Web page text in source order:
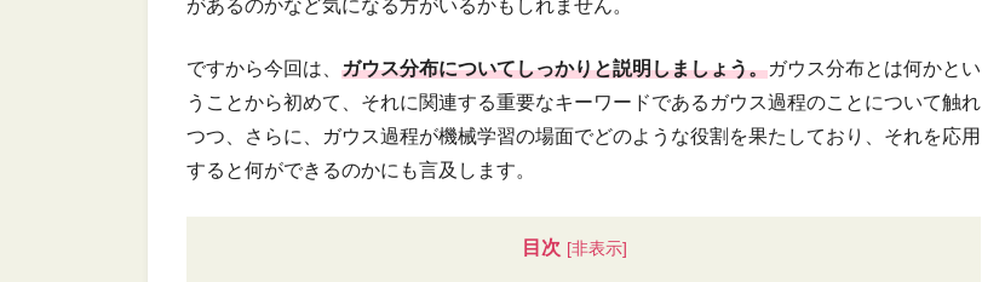
があるのかなど気になる方がいるかもしれません。
ですから今回は、 ガウス分布についてしっかりと説明しましょう。ガウス分布とは何かとい
うことから初めて、それに関連する重要なキーワードであるガウス過程のことについて触れ
つつ、さらに、ガウス過程が機械学習の場面でどのような役割を果たしており、それを応用
すると何ができるのかにも言及します。
目次